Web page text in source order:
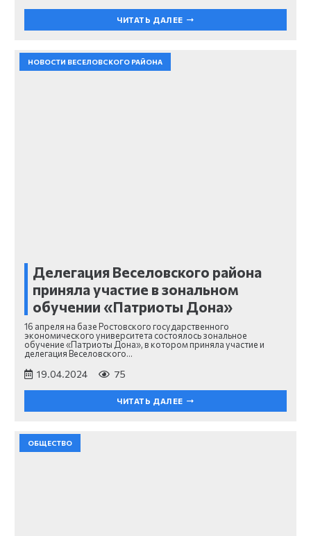
ЧИТАТЬ ДАЛЕЕ
НОВОСТИ ВЕСЕЛОВСКОГО РАЙОНА
Делегация Веселовского района
приняла участие в зональном
обучении «Патриоты Дона»
16 апреля на базе Ростовского государственного
экономического университета состоялось зональное
обучение «Патриоты Дона», в котором приняла участие и
делегация Веселовского…
19.04.2024 75
ЧИТАТЬ ДАЛЕЕ
ОБЩЕСТВО